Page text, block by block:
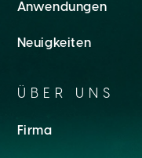
Anwendungen
Neuigkeiten
ÜBER UNS
Firma